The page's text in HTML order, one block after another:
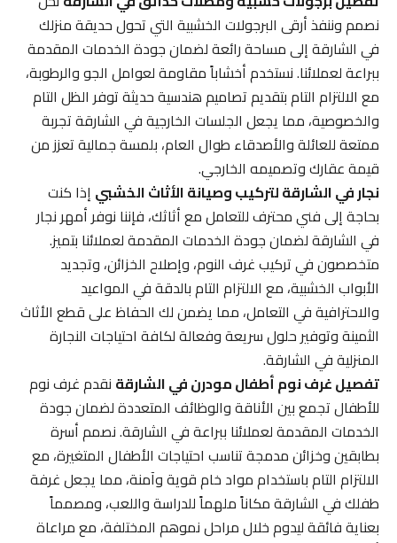
نصمم وننفذ أرقى البرجولات الخشبية التي تحول حديقة منزلك
في الشارقة إلى مساحة رائعة لضمان جودة الخدمات المقدمة
ببراعة لعملائنا. نستخدم أخشاباً مقاومة لعوامل الجو والرطوبة،
مع الالتزام التام بتقديم تصاميم هندسية حديثة توفر الظل التام
والخصوصية، مما يجعل الجلسات الخارجية في الشارقة تجربة
ممتعة للعائلة والأصدقاء طوال العام، بلمسة جمالية تعزز من
قيمة عقارك وتصميمه الخارجي.
نجار في الشارقة لتركيب وصيانة الأثاث الخشبيإذا كنت
بحاجة إلى فني محترف للتعامل مع أثاثك، فإننا نوفر أمهر نجار
في الشارقة لضمان جودة الخدمات المقدمة لعملائنا بتميز.
متخصصون في تركيب غرف النوم، وإصلاح الخزائن، وتجديد
الأبواب الخشبية، مع الالتزام التام بالدقة في المواعيد
والاحترافية في التعامل، مما يضمن لك الحفاظ على قطع الأثاث
الثمينة وتوفير حلول سريعة وفعالة لكافة احتياجات النجارة
المنزلية في الشارقة.
تفصيل غرف نوم أطفال مودرن في الشارقةنقدم غرف نوم
للأطفال تجمع بين الأناقة والوظائف المتعددة لضمان جودة
الخدمات المقدمة لعملائنا ببراعة في الشارقة. نصمم أسرة
بطابقين وخزائن مدمجة تناسب احتياجات الأطفال المتغيرة، مع
الالتزام التام باستخدام مواد خام قوية وآمنة، مما يجعل غرفة
طفلك في الشارقة مكاناً ملهماً للدراسة واللعب، ومصمماً
بعناية فائقة ليدوم خلال مراحل نموهم المختلفة، مع مراعاة